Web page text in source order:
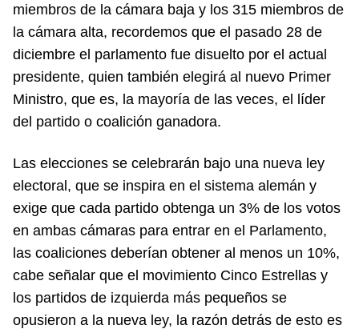
miembros de la cámara baja y los 315 miembros de
la cámara alta, recordemos que el pasado 28 de
diciembre el parlamento fue disuelto por el actual
presidente, quien también elegirá al nuevo Primer
Ministro, que es, la mayoría de las veces, el líder
del partido o coalición ganadora.
Las elecciones se celebrarán bajo una nueva ley
electoral, que se inspira en el sistema alemán y
exige que cada partido obtenga un 3% de los votos
en ambas cámaras para entrar en el Parlamento,
las coaliciones deberían obtener al menos un 10%,
cabe señalar que el movimiento Cinco Estrellas y
los partidos de izquierda más pequeños se
opusieron a la nueva ley, la razón detrás de esto es